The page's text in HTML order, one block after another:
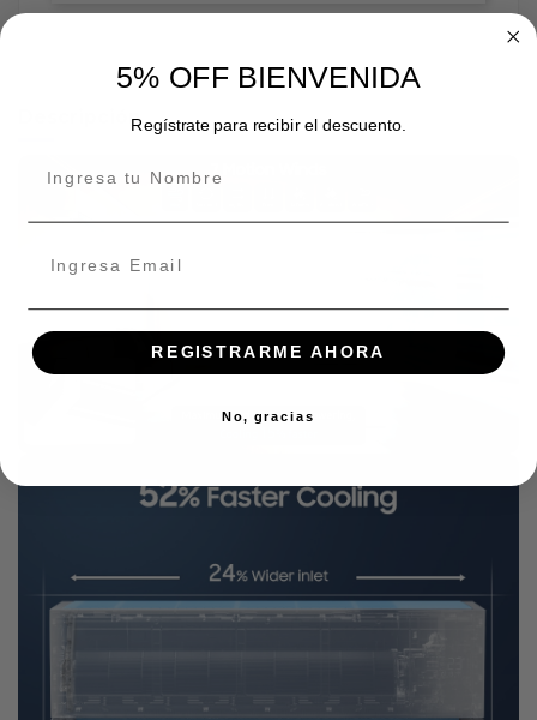
Descripción
5% OFF BIENVENIDA
Regístrate para recibir el descuento.
REGISTRARME AHORA
No, gracias